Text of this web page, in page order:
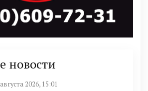
новости
2026, 15:01